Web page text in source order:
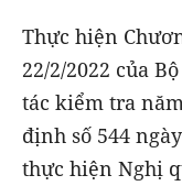
Thực hiện
22/2/2022 của
tác kiểm tra
định số 544
thực hiện Nghị